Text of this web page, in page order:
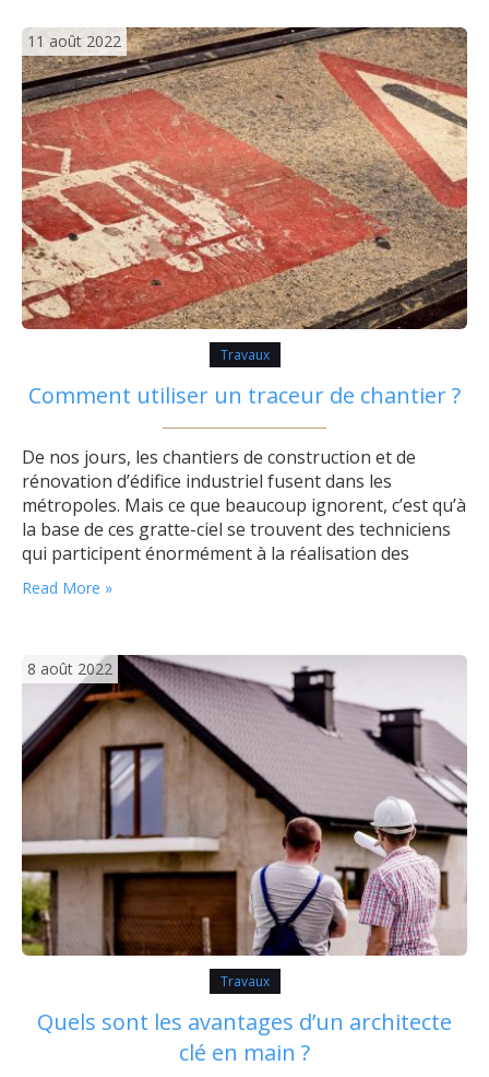
mais il y a bel et…
11 août 2022
Travaux
Comment utiliser un traceur de chantier ?
De nos jours, les chantiers de construction et de
rénovation d’édifice industriel fusent dans les
métropoles. Mais ce que beaucoup ignorent, c’est qu’à
la base de ces gratte-ciel se trouvent des techniciens
qui participent énormément à la réalisation des
chantiers. On parle bien là des techniciens de surface,
manœuvres, et professionnels utilisant des traceurs
Read More »
8 août 2022
Travaux
Quels sont les avantages d’un architecte
clé en main ?